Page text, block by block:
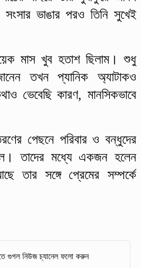
সংসার ভাঙার পরও তিনি সুখেই
মাস খুব হতাশ ছিলাম। শুধু
তখন প্যানিক অ্যাটাকও
ভেবেছি কারণ, মানসিকভাবে
পেছনে পরিবার ও বন্ধুদের
তাদের মধ্যে একজন হলেন
তার সঙ্গে প্রেমের সম্পর্কে
গুগল নিউজ চ্যানেল ফলো করুন